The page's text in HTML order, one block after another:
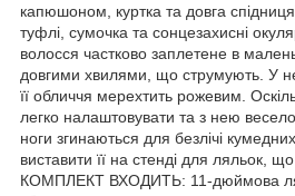
капюшоном, куртка та довга
туфлі, сумочка та сонцезахисні
волосся частково заплетене в
довгими хвилями, що струмують. У неї
її обличчя мерехтить рожевим.
легко налаштовувати та з нею весело
ноги згинаються для безлічі
виставити її на стенді для ляльок,
КОМПЛЕКТ ВХОДИТЬ: 11-дюймова